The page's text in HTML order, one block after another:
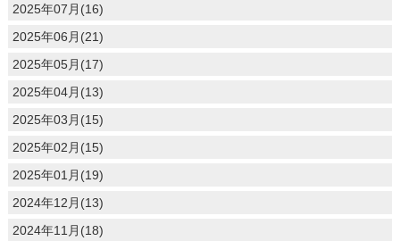
2025年07月(16)
2025年06月(21)
2025年05月(17)
2025年04月(13)
2025年03月(15)
2025年02月(15)
2025年01月(19)
2024年12月(13)
2024年11月(18)